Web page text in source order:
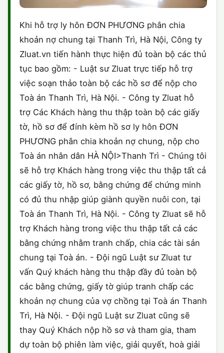
Khi hỗ trợ ly hôn ĐƠN PHƯƠNG phân chia
khoản nợ chung tại Thanh Trì, Hà Nội, Công ty
Zluat.vn tiến hành thực hiện đủ toàn bộ các thủ
tục bao gồm: - Luật sư Zluat trực tiếp hỗ trợ
việc soạn thảo toàn bộ các hồ sơ để nộp cho
Toà án Thanh Trì, Hà Nội. - Công ty Zluat hỗ
trợ Các Khách hàng thu thập toàn bộ các giấy
tờ, hồ sơ để đính kèm hồ sơ ly hôn ĐƠN
PHƯƠNG phân chia khoản nợ chung, nộp cho
Toà án nhân dân HÀ NỘI>Thanh Trì - Chúng tôi
sẽ hỗ trợ Khách hàng trong việc thu thập tất cả
các giấy tờ, hồ sơ, bằng chứng để chứng minh
có đủ thu nhập giúp giành quyền nuôi con, tại
Toà án Thanh Trì, Hà Nội. - Công ty Zluat sẽ hỗ
trợ Khách hàng trong việc thu thập tất cả các
bằng chứng nhằm tranh chấp, chia các tài sản
chung tại Toà án. - Đội ngũ Luật sư Zluat tư
vấn Quý khách hàng thu thập đầy đủ toàn bộ
các bằng chứng, giấy tờ giúp tranh chấp các
khoản nợ chung của vợ chồng tại Toà án Thanh
Trì, Hà Nội. - Đội ngũ Luật sư Zluat cũng sẽ
thay Quý Khách nộp hồ sơ và tham gia, tham
dự toàn bộ phiên làm việc, giải quyết, hoà giải